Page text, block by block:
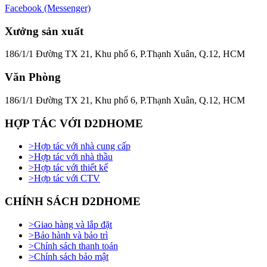
Facebook (Messenger)
Xưởng sản xuất
186/1/1 Đường TX 21, Khu phố 6, P.Thạnh Xuân, Q.12, HCM
Văn Phòng
186/1/1 Đường TX 21, Khu phố 6, P.Thạnh Xuân, Q.12, HCM
HỢP TÁC VỚI D2DHOME
>Hợp tác với nhà cung cấp
>Hợp tác với nhà thầu
>Hợp tác với thiết kế
>Hợp tác với CTV
CHÍNH SÁCH D2DHOME
>Giao hàng và lắp đặt
>Bảo hành và bảo trì
>Chính sách thanh toán
>Chính sách bảo mật